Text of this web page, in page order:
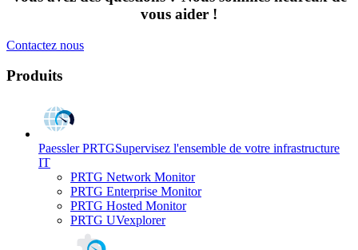
vous aider !
Contactez nous
Produits
Paessler PRTGSupervisez l'ensemble de votre infrastructure
IT
PRTG Network Monitor
PRTG Enterprise Monitor
PRTG Hosted Monitor
PRTG UVexplorer